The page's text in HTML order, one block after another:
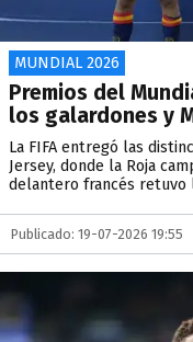
MUNDIAL 2026
Premios del
los galardones y
La FIFA entregó las
Jersey, donde la Roja
delantero francés retuvo
Publicado: 19-07-2026 19:55